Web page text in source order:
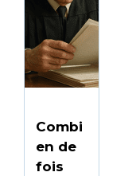
Combi
en de
fois